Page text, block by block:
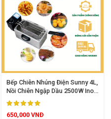
Bếp Chiên Nhúng Điện Sunny 4L,
Nồi Chiên Ngập Dầu 2500W Inox
Cao Cấp Điều Chỉnh Nhiệt Độ
Tiện Lợi
650,000 VNĐ